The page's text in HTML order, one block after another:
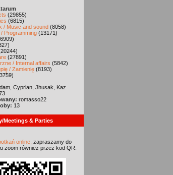
(29855)
(6815)
/ Music and sound (8058)
Programming (13171)
(27891)
/ Internal affairs (5842)
/ Zamienię (8193)
Cyprian, Jhusak, Kaz
romasso22
13
Meetings & Parties
online, zapraszamy do
zoom również przez kod QR: